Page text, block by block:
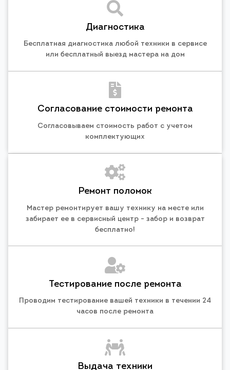
Диагностика
Бесплатная диагностика любой техники в сервисе
или бесплатный выезд мастера на дом
Согласование стоимости ремонта
Согласовываем стоимость работ с учетом
комплектующих
Ремонт поломок
Мастер ремонтирует вашу технику на месте или
забирает ее в сервисный центр - забор и возврат
бесплатно!
Тестирование после ремонта
Проводим тестирование вашей техники в течении 24
часов после ремонта
Выдача техники